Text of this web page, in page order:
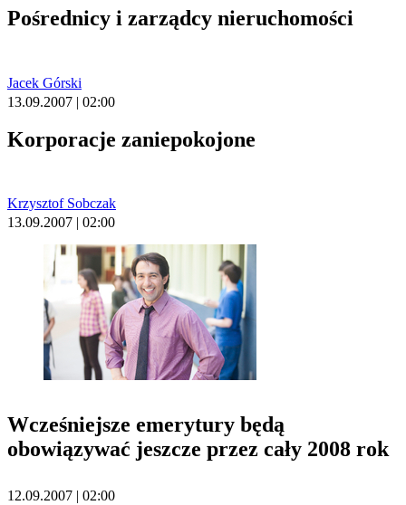
Pośrednicy i zarządcy nieruchomości
Jacek Górski
13.09.2007 | 02:00
Korporacje zaniepokojone
Krzysztof Sobczak
13.09.2007 | 02:00
Wcześniejsze emerytury będą
obowiązywać jeszcze przez cały 2008 rok
12.09.2007 | 02:00